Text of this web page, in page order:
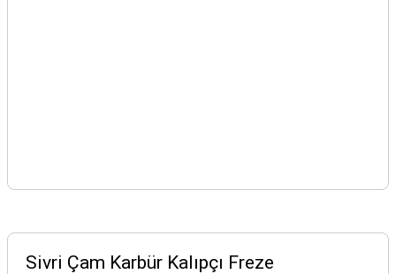
Sivri Çam Karbür Kalıpçı Freze